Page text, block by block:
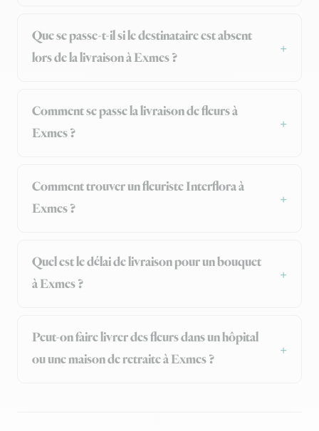
Que se passe-t-il si le destinataire est absent
lors de la livraison à Exmes ?
Comment se passe la livraison de fleurs à
Exmes ?
Comment trouver un fleuriste Interflora à
Exmes ?
Quel est le délai de livraison pour un bouquet
à Exmes ?
Peut-on faire livrer des fleurs dans un hôpital
ou une maison de retraite à Exmes ?